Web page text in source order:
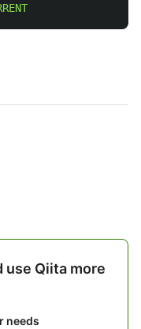
use Qiita more
needs